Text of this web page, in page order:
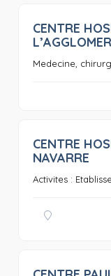
CENTRE
Medecine,
CENTRE
NAVARRE
Activites :